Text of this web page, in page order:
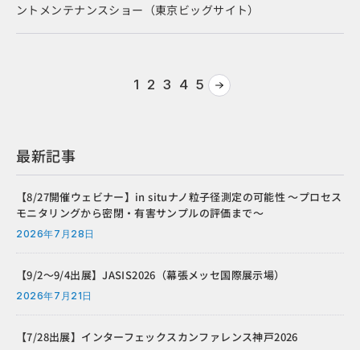
ントメンテナンスショー（東京ビッグサイト）
1 2 3 4 5
最新記事
【8/27開催ウェビナー】in situナノ粒子径測定の可能性 ～プロセス
モニタリングから密閉・有害サンプルの評価まで～
2026年7月28日
【9/2～9/4出展】JASIS2026（幕張メッセ国際展示場）
2026年7月21日
【7/28出展】インターフェックスカンファレンス神戸2026